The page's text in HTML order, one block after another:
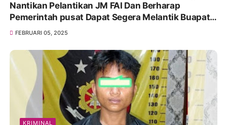
Nantikan Pelantikan JM FAI Dan Berharap
Pemerintah pusat Dapat Segera Melantik Buapati
dan Wakil bupati pilihan Rakyat,
FEBRUARI 05, 2025
KRIMINAL